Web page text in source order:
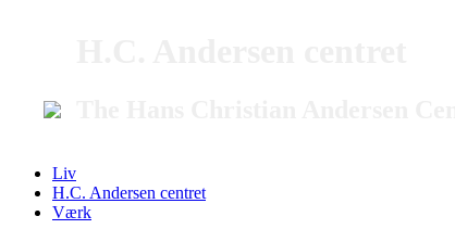
Liv
H.C. Andersen centret
Værk